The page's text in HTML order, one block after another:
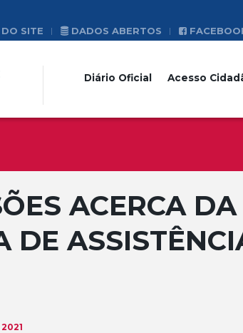
SITE
DADOS ABERTOS
Diário Oficial Acesso
ACERCA DA
DE